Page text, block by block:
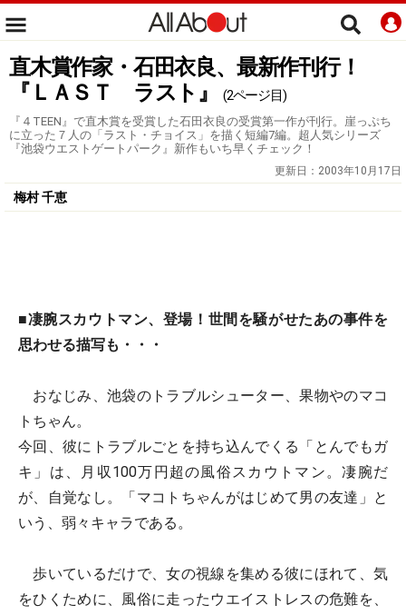
直木賞作家・石田衣良、最新作刊行！
『ＬＡＳＴ ラスト』
(2ページ目)
『４TEEN』で直木賞を受賞した石田衣良の受賞第一作が刊行。崖っぷち
に立った７人の「ラスト・チョイス」を描く短編7編。超人気シリーズ
『池袋ウエストゲートパーク』新作もいち早くチェック！
更新日： 2003年10月17日
梅村 千恵
■凄腕スカウトマン、登場！世間を騒がせたあの事件を
思わせる描写も・・・
おなじみ、池袋のトラブルシューター、果物やのマコ
トちゃん。
今回、彼にトラブルごとを持ち込んでくる「とんでもガ
キ」は、月収100万円超の風俗スカウトマン。凄腕だ
が、自覚なし。「マコトちゃんがはじめて男の友達」と
いう、弱々キャラである。
歩いているだけで、女の視線を集める彼にほれて、気
をひくために、風俗に走ったウエイストレスの危難を、